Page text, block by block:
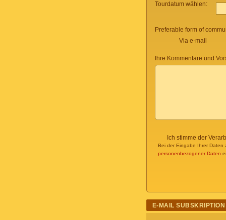
Tourdatum wählen:
Preferable form of
Via e-mail
Ihre Kommentare und
Ich stimme der
Bei der Eingabe Ihrer Daten
personenbezogener Daten
E-MAIL SUBSKRIPTION